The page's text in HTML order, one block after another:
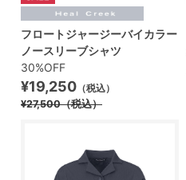
フロートジャージーバイカラー
ノースリーブシャツ
30%OFF
¥19,250 （税込）
¥27,500（税込）